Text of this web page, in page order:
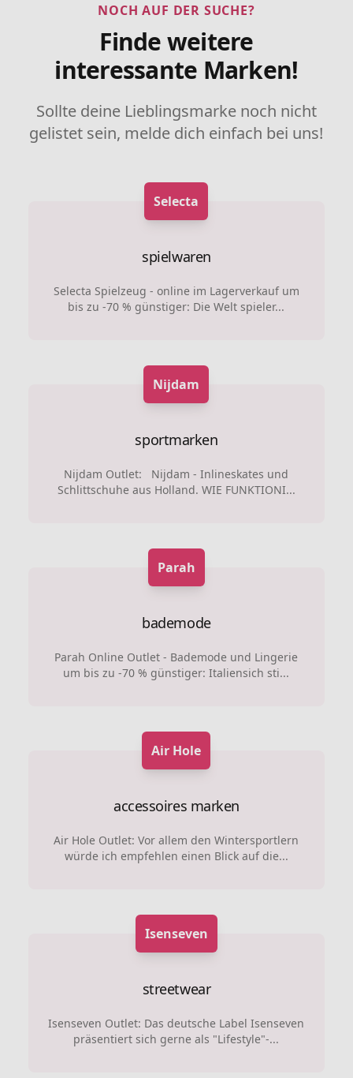
NOCH AUF DER SUCHE?
Finde weitere
interessante Marken!
Sollte deine Lieblingsmarke noch nicht
gelistet sein, melde dich einfach bei uns!
Selecta
spielwaren
Selecta Spielzeug - online im Lagerverkauf um
bis zu -70 % günstiger: Die Welt spieler...
Nijdam
sportmarken
Nijdam Outlet: Nijdam - Inlineskates und
Schlittschuhe aus Holland. WIE FUNKTIONI...
Parah
bademode
Parah Online Outlet - Bademode und Lingerie
um bis zu -70 % günstiger: Italiensich sti...
Air Hole
accessoires marken
Air Hole Outlet: Vor allem den Wintersportlern
würde ich empfehlen einen Blick auf die...
Isenseven
streetwear
Isenseven Outlet: Das deutsche Label Isenseven
präsentiert sich gerne als "Lifestyle"-...